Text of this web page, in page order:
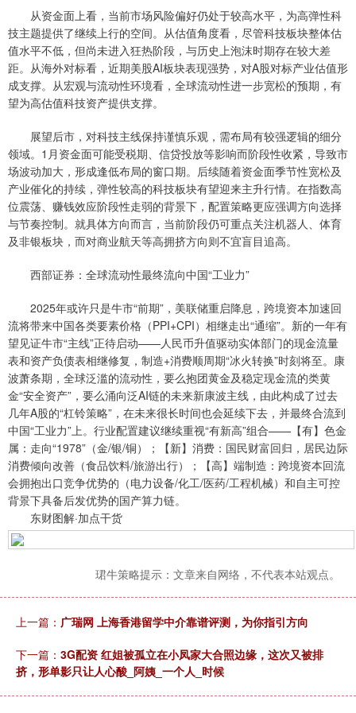
从资金面上看，当前市场风险偏好仍处于较高水平，为高弹性科
技主题提供了继续上行的空间。从估值角度看，尽管科技板块整体估
值水平不低，但尚未进入狂热阶段，与历史上泡沫时期存在较大差
距。从海外对标看，近期美股AI板块表现强势，对A股对标产业估值形
成支撑。从宏观与流动性环境看，全球流动性进一步宽松的预期，有
望为高估值科技资产提供支撑。
展望后市，对科技主线保持谨慎乐观，需布局有较强逻辑的细分
领域。1月资金面可能受税期、信贷投放等影响而阶段性收紧，导致市
场波动加大，形成逢低布局的窗口期。后续随着资金面季节性宽松及
产业催化的持续，弹性较高的科技板块有望迎来主升行情。在指数高
位震荡、赚钱效应阶段性走弱的背景下，配置策略更应强调方向选择
与节奏控制。就具体方向而言，当前阶段仍可重点关注机器人、体育
及非银板块，而对商业航天等高拥挤方向则不宜盲目追高。
西部证券：全球流动性最终流向中国“工业力”
2025年或许只是牛市“前期”，美联储重启降息，跨境资本加速回
流将带来中国各类要素价格（PPI+CPI）相继走出“通缩”。新的一年有
望见证牛市“主线”正待启动——人民币升值驱动实体部门的现金流量
表和资产负债表相继修复，制造+消费顺周期“冰火转换”时刻将至。康
波萧条期，全球泛滥的流动性，要么抱团黄金及稳定现金流的类黄
金“安全资产”，要么涌向泛AI链的未来新康波主线，由此构成了过去
几年A股的“杠铃策略”，在未来很长时间也会延续下去，并最终合流到
中国“工业力”上。行业配置建议继续重视“有新高”组合——【有】色金
属：走向“1978”（金/银/铜）；【新】消费：国民财富回归，居民边际
消费倾向改善（食品饮料/旅游出行）；【高】端制造：跨境资本回流
会拥抱出口竞争优势的（电力设备/化工/医药/工程机械）和自主可控
背景下具备后发优势的国产算力链。
东财图解·加点干货
珺牛策略提示：文章来自网络，不代表本站观点。
上一篇： 广瑞网 上海香港留学中介靠谱评测，为你指引方向
下一篇： 3G配资 红姐被孤立在小凤家大合照边缘，这次又被排
挤，形单影只让人心酸_阿姨_一个人_时候